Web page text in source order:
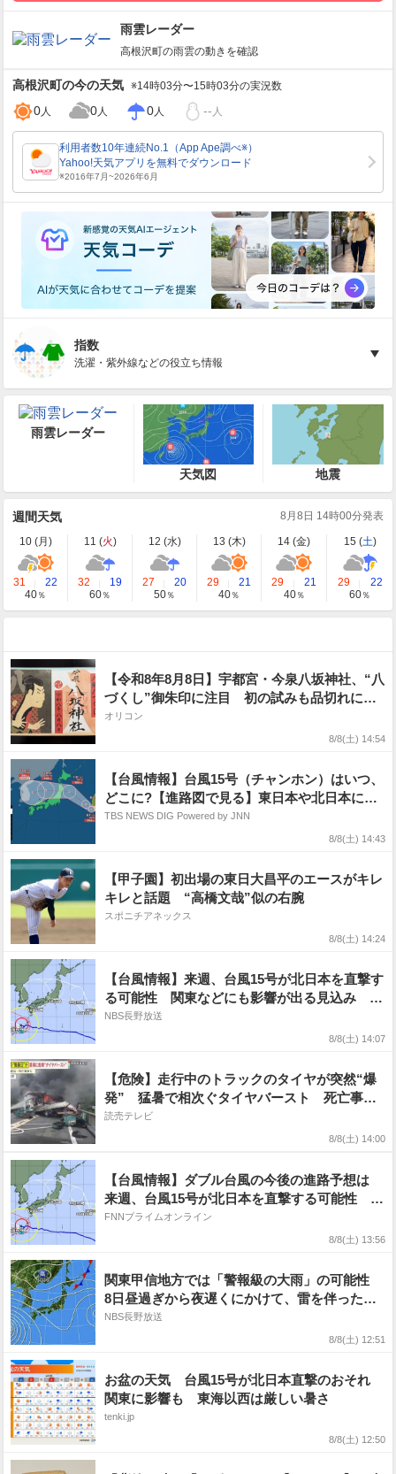
雨雲レーダー
高根沢町の雨雲の動きを確認
高根沢町の今の天気 ※14時03分〜15時03分の実況数
0人 0人 0人 -- 人
指数
洗濯・紫外線などの役立ち情報
雨雲レーダー
天気図 地震
週間天気 8月8日 14時00分発表
10 (月 ) 11 (火) 12 (水) 13 (木) 14 (金) 15 (土)
31
22
40％
32
19
60％
27
20
50％
29
21
40％
29
21
40％
29
22
60％
【令和8年8月8日】宇都宮・今泉八坂神社、“八
づくし”御朱印に注目 初の試みも品切れに
取材に宮司「驚きました」
オリコン
8/8(土) 14:54
【台風情報】台風15号（チャンホン）はいつ、
どこに?【進路図で見る】東日本や北日本に影
響か、大型で強い台風13号（ドルフィン）引き
続き 大雨・暴風・高潮・うねりを伴った高波
TBS NEWS DIG Powered by JNN
8/8(土) 14:43
【甲子園】初出場の東日大昌平のエースがキレ
キレと話題 “高橋文哉”似の右腕
スポニチアネックス
8/8(土) 14:24
【台風情報】来週、台風15号が北日本を直撃す
る可能性 関東などにも影響が出る見込み 台
風13号は9日正午には東シナ海に達する予報
NBS長野放送
8/8(土) 14:07
【危険】走行中のトラックのタイヤが突然“爆
発” 猛暑で相次ぐタイヤバースト 死亡事故
につながる恐れも…出発前に確認すべきポイン
読売テレビ
8/8(土) 14:00
【台風情報】ダブル台風の今後の進路予想は
来週、台風15号が北日本を直撃する可能性 関
東などにも影響が出る見込み 東北では警報級
の大雨のおそれ お盆休み中は関東から東海で
FNNプライムオンライン
8/8(土) 13:56
関東甲信地方では「警報級の大雨」の可能性
8日昼過ぎから夜遅くにかけて、雷を伴った激
しい雨の降る所がある見込み 土砂災害などに
NBS長野放送
8/8(土) 12:51
お盆の天気 台風15号が北日本直撃のおそれ
関東に影響も 東海以西は厳しい暑さ
tenki.jp
8/8(土) 12:50